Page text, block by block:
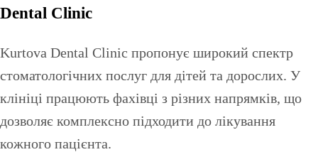
Dental Clinic
Kurtova Dental Clinic пропонує широкий спектр
стоматологічних послуг для дітей та дорослих. У
клініці працюють фахівці з різних напрямків, що
дозволяє комплексно підходити до лікування
кожного пацієнта.